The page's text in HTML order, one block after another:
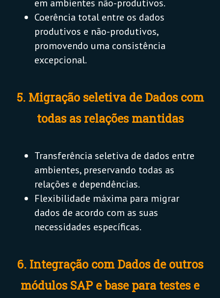
em ambientes não-produtivos.
Coerência total entre os dados
produtivos e não-produtivos,
promovendo uma consistência
excepcional.
5. Migração seletiva de Dados com
todas as relações mantidas
Transferência seletiva de dados entre
ambientes, preservando todas as
relações e dependências.
Flexibilidade máxima para migrar
dados de acordo com as suas
necessidades específicas.
6. Integração com Dados de outros
módulos SAP e base para testes e